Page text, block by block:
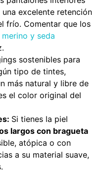
excelente retención
frío. Comentar que los
y seda
sostenibles para
tipo de tintes,
más natural y libre de
el color original del
Si tienes la piel
largos con bragueta
atópica o con
a su material suave,